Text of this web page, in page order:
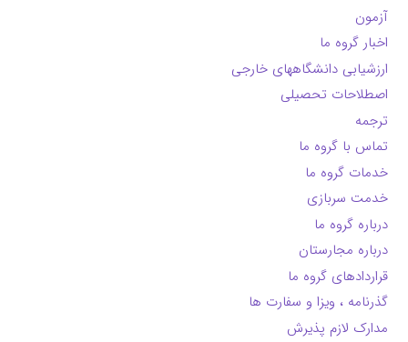
آزمون
اخبار گروه ما
ارزشیابی دانشگاههای خارجی
اصطلاحات تحصیلی
ترجمه
تماس با گروه ما
خدمات گروه ما
خدمت سربازی
درباره گروه ما
درباره مجارستان
قراردادهای گروه ما
گذرنامه ، ویزا و سفارت ها
مدارک لازم پذیرش